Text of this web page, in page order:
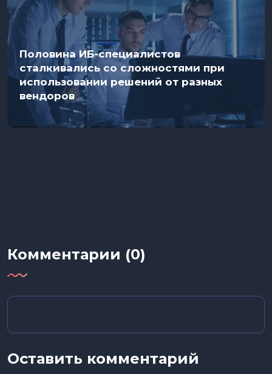
Половина ИБ-специалистов
сталкивались со сложностями при
использовании решений от разных
вендоров
Комментарии (0)
Оставить комментарий